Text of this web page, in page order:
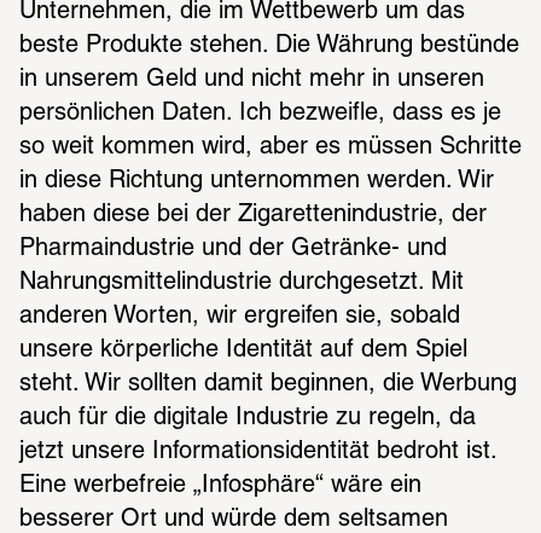
Unternehmen, die im Wettbewerb um das
beste Produkte stehen. Die Währung bestünde
in unserem Geld und nicht mehr in unseren
persönlichen Daten. Ich bezweifle, dass es je
so weit kommen wird, aber es müssen Schritte
in diese Richtung unternommen werden. Wir
haben diese bei der Zigarettenindustrie, der
Pharmaindustrie und der Getränke- und
Nahrungsmittelindustrie durchgesetzt. Mit
anderen Worten, wir ergreifen sie, sobald
unsere körperliche Identität auf dem Spiel
steht. Wir sollten damit beginnen, die Werbung
auch für die digitale Industrie zu regeln, da
jetzt unsere Informationsidentität bedroht ist.
Eine werbefreie „Infosphäre“ wäre ein
besserer Ort und würde dem seltsamen